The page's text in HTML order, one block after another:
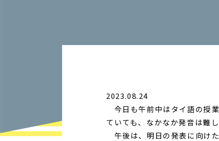
2023.08.24
今日も午前中はタイ語の授
ていても、なかなか発音は難
午後は、明日の発表に向け